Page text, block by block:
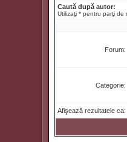
Caută după autor:
Utilizaţi * pentru parţi de
Forum:
Categorie:
Afişează rezultatele ca: